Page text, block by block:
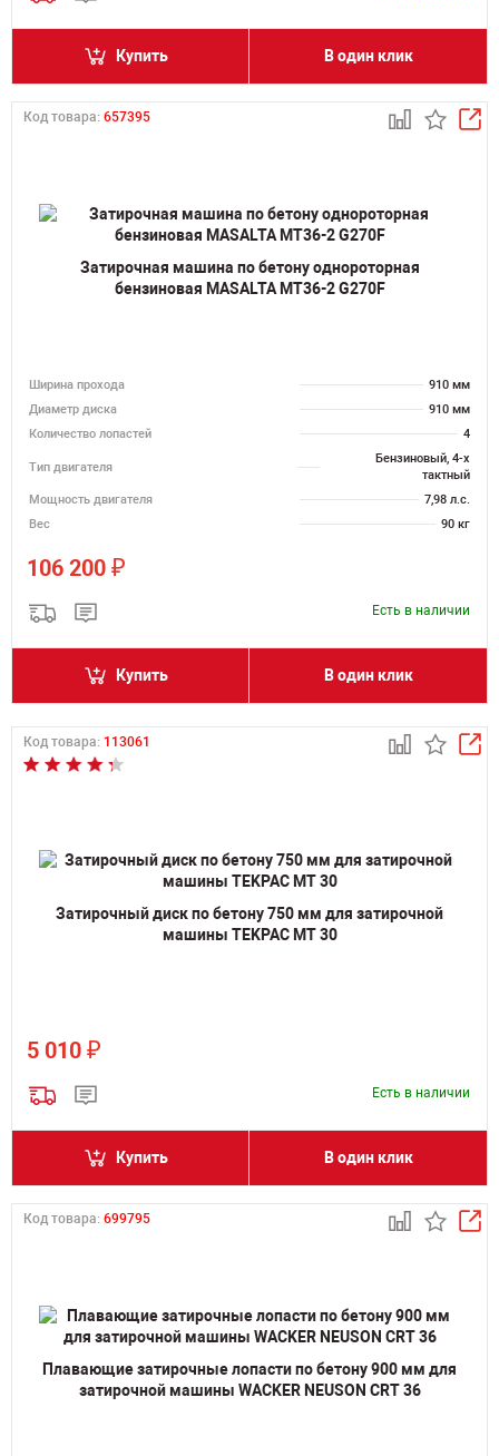
Купить В один клик
Код товара: 657395
Затирочная машина по бетону однороторная
бензиновая MASALTA MT36-2 G270F
Ширина прохода
910 мм
Диаметр диска
910 мм
Количество лопастей
4
Тип двигателя
Бензиновый, 4-х
тактный
Мощность двигателя
7,98 л.с.
Вес
90 кг
106 200 ₽
Есть в наличии
Купить В один клик
Код товара: 113061
Затирочный диск по бетону 750 мм для затирочной
машины TEKPAC MT 30
5 010 ₽
Есть в наличии
Купить В один клик
Код товара: 699795
Плавающие затирочные лопасти по бетону 900 мм для
затирочной машины WACKER NEUSON CRT 36